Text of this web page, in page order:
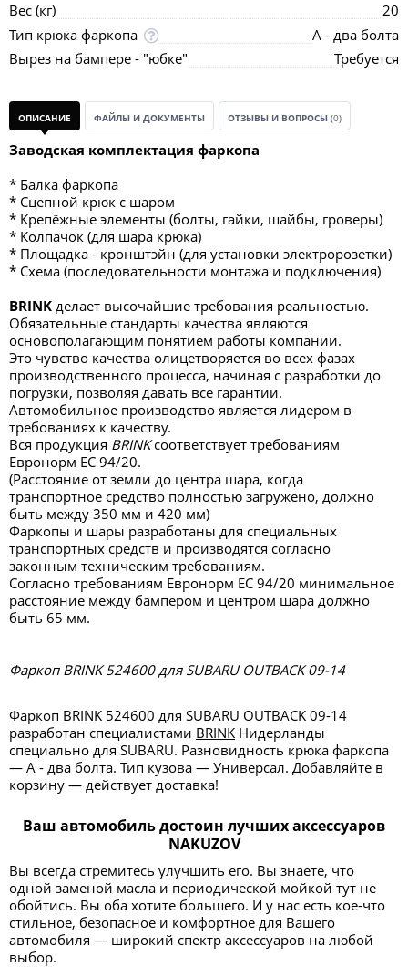
Вес (кг)
20
Тип крюка фаркопа
А - два болта
Вырез на бампере - "юбке"
Требуется
ОПИСАНИЕ ФАЙЛЫ И ДОКУМЕНТЫ ОТЗЫВЫ И ВОПРОСЫ (0)
Заводская комплектация фаркопа
* Балка фаркопа
* Сцепной крюк с шаром
* Крепёжные элементы (болты, гайки, шайбы, гроверы)
* Колпачок (для шара крюка)
* Площадка - кронштэйн (для установки электророзетки)
* Схема (последовательности монтажа и подключения)
BRINK делает высочайшие требования реальностью.
Обязательные стандарты качества являются
основополагающим понятием работы компании.
Это чувство качества олицетворяется во всех фазах
производственного процесса, начиная с разработки до
погрузки, позволяя давать все гарантии.
Автомобильное производство является лидером в
требованиях к качеству.
Вся продукция BRINKсоответствует требованиям
Евронорм ЕС 94/20.
(Расстояние от земли до центра шара, когда
транспортное средство полностью загружено, должно
быть между 350 мм и 420 мм)
Фаркопы и шары разработаны для специальных
транспортных средств и производятся согласно
законным техническим требованиям.
Согласно требованиям Евронорм ЕС 94/20 минимальное
расстояние между бампером и центром шара должно
быть 65 мм.
Фаркоп BRINK 524600 для SUBARU OUTBACK 09-14
Фаркоп BRINK 524600 для SUBARU OUTBACK 09-14
разработан специалистами BRINK Нидерланды
специально для SUBARU. Разновидность крюка фаркопа
— А - два болта. Тип кузова — Универсал. Добавляйте в
корзину — действует доставка!
Ваш автомобиль достоин лучших аксессуаров
NAKUZOV
Вы всегда стремитесь улучшить его. Вы знаете, что
одной заменой масла и периодической мойкой тут не
обойтись. Вы оба хотите большего. И у нас есть кое-что
стильное, безопасное и комфортное для Вашего
автомобиля — широкий спектр аксессуаров на любой
выбор.